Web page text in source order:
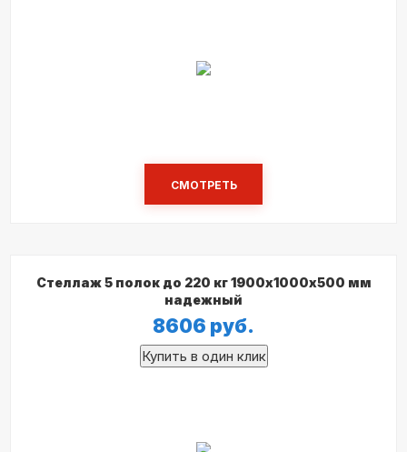
СМОТРЕТЬ
Стеллаж 5 полок до 220 кг 1900х1000х500 мм
надежный
8606 руб.